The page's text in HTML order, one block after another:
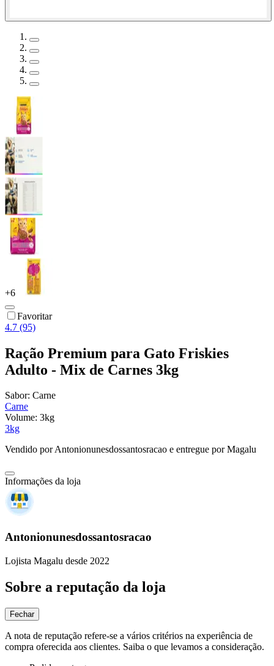
+6
Favoritar
4.7 (95)
Ração Premium para Gato Friskies
Adulto - Mix de Carnes 3kg
Sabor: Carne
Carne
Volume: 3kg
3kg
Vendido porAntonionunesdossantosracao e entregue por Magalu
Informações da loja
Antonionunesdossantosracao
Lojista Magalu desde 2022
Sobre a reputação da loja
Fechar
A nota de reputação refere-se a vários critérios na experiência de
compra oferecida aos clientes. Saiba o que levamos a consideração.